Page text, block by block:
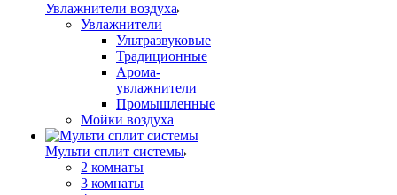
Увлажнители воздуха
Увлажнители
Ультразвуковые
Традиционные
Арома-
увлажнители
Промышленные
Мойки воздуха
Мульти сплит системы
2 комнаты
3 комнаты